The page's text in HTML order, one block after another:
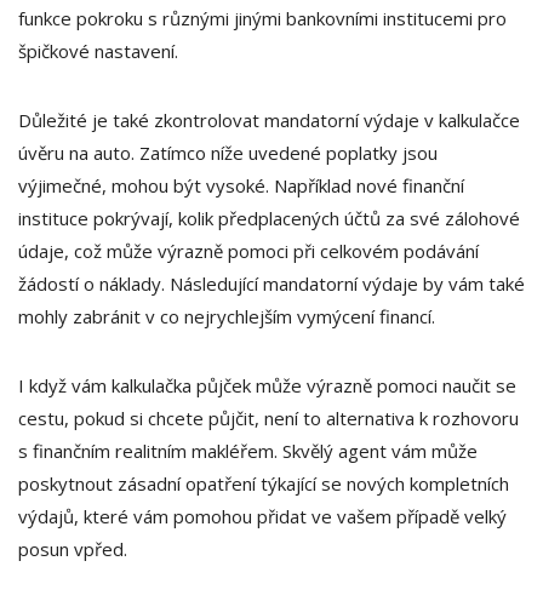
funkce pokroku s různými jinými bankovními institucemi pro
špičkové nastavení.
Důležité je také zkontrolovat mandatorní výdaje v kalkulačce
úvěru na auto. Zatímco níže uvedené poplatky jsou
výjimečné, mohou být vysoké. Například nové finanční
instituce pokrývají, kolik předplacených účtů za své zálohové
údaje, což může výrazně pomoci při celkovém podávání
žádostí o náklady. Následující mandatorní výdaje by vám také
mohly zabránit v co nejrychlejším vymýcení financí.
I když vám kalkulačka půjček může výrazně pomoci naučit se
cestu, pokud si chcete půjčit, není to alternativa k rozhovoru
s finančním realitním makléřem. Skvělý agent vám může
poskytnout zásadní opatření týkající se nových kompletních
výdajů, které vám pomohou přidat ve vašem případě velký
posun vpřed.